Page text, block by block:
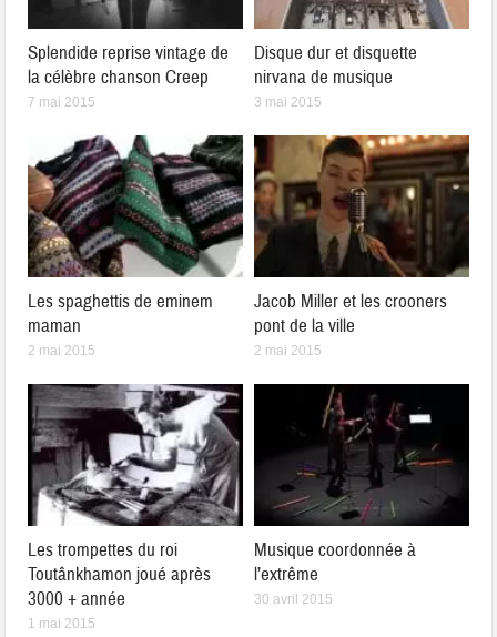
Splendide reprise vintage de
la célèbre chanson Creep
7 mai 2015
Disque dur et disquette
nirvana de musique
3 mai 2015
Les spaghettis de eminem
maman
2 mai 2015
Jacob Miller et les crooners
pont de la ville
2 mai 2015
Les trompettes du roi
Toutânkhamon joué après
3000 + année
1 mai 2015
Musique coordonnée à
l’extrême
30 avril 2015